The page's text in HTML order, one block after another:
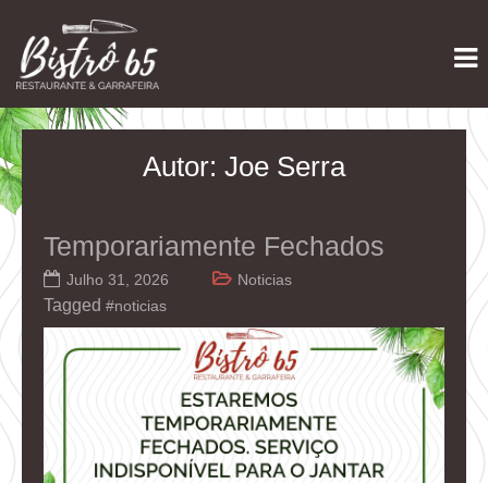
content
Bistrô 65
Restaurante e Garrafeira
Autor: Joe Serra
Temporariamente Fechados
Julho 31, 2026 Noticias
Tagged #noticias